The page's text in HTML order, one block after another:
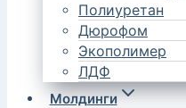
Полиуретан
Дюрофом
Экополимер
ЛДФ
Молдинги